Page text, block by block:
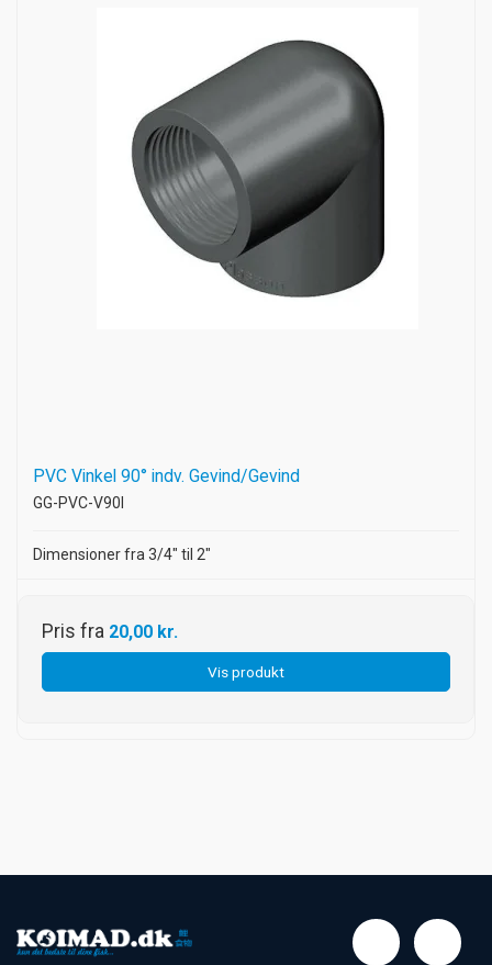
PVC Vinkel 90° indv. Gevind/Gevind
GG-PVC-V90I
Dimensioner fra 3/4" til 2"
Pris fra 20,00 kr.
Vis produkt